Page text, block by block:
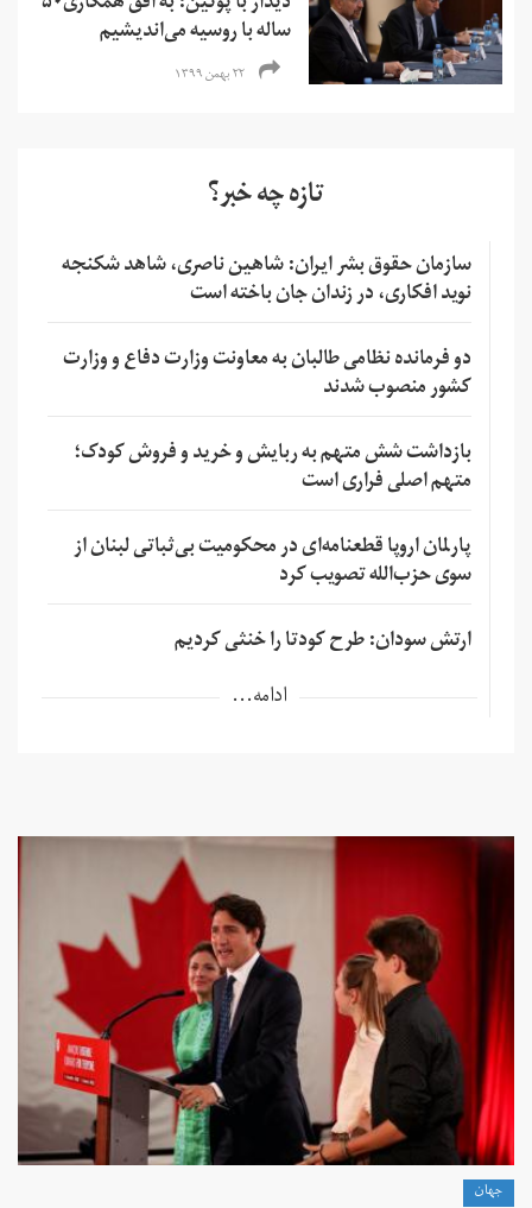
ساله با روسیه می‌اندیشیم
۲۲ بهمن ۱۳۹۹
تازه چه خبر؟
سازمان حقوق بشر ایران: شاهین ناصری، شاهد شکنجه
نوید افکاری، در زندان جان باخته است
دو فرمانده نظامی طالبان به معاونت وزارت دفاع و وزارت
کشور منصوب شدند
بازداشت شش متهم به ربایش و خرید و فروش کودک؛
متهم اصلی فراری است
پارلمان اروپا قطعنامه‌ای در محکومیت بی‌ثباتی لبنان از
سوی حزب‌الله تصویب کرد
ارتش سودان: طرح کودتا را خنثی کردیم
ادامه...
جهان